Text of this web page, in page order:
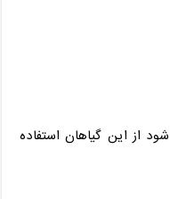
از این گیاهان استفاده